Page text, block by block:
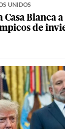
UNIDOS
Blanca
de